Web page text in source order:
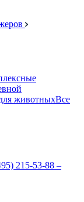
животныхВсе
215-53-88 –